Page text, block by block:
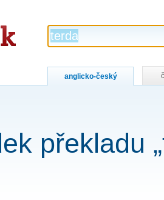
anglicko-český
překladu